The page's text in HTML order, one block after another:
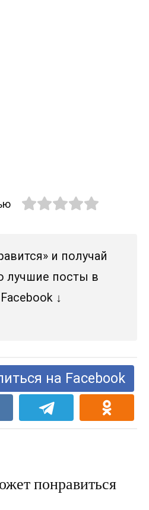
и получай
лучшие посты в
Facebook ↓
на Facebook
понравиться